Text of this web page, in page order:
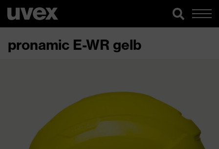
pronamic E-WR gelb